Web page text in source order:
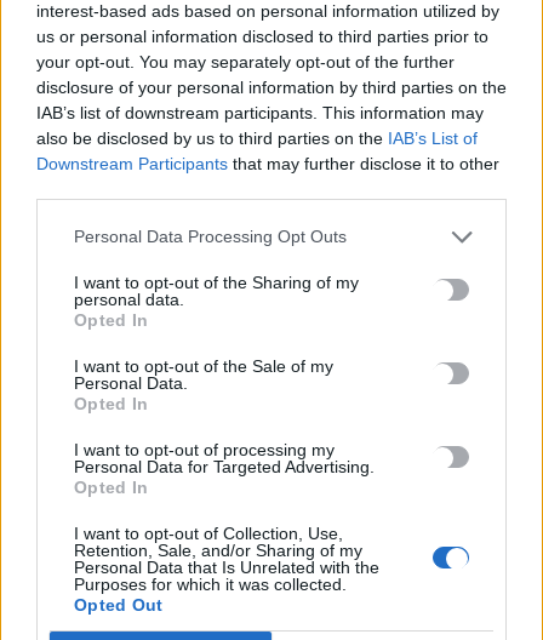
interest-based ads based on personal information utilized by
us or personal information disclosed to third parties prior to
your opt-out. You may separately opt-out of the further
disclosure of your personal information by third parties on the
IAB’s list of downstream participants. This information may
also be disclosed by us to third parties on the IAB’s List of
Downstream Participants that may further disclose it to other
Personal Data Processing Opt Outs
I want to opt-out of the Sharing of my
personal data.
Opted In
I want to opt-out of the Sale of my
Personal Data.
Opted In
I want to opt-out of processing my
Personal Data for Targeted Advertising.
Opted In
I want to opt-out of Collection, Use,
Retention, Sale, and/or Sharing of my
Personal Data that Is Unrelated with the
Purposes for which it was collected.
Opted Out
6 Αυγούστου, 2026
Λιμάνι Ηρακλείου: Έμπλεξε ο κάβος στην προπέλα του
πλοίου – Περιπέτεια για 704 επιβάτες
6 Αυγούστου, 2026
6 Αυγούστου, 2026
Guardian: Έτοιμο το πρώτο κατασκευαστικό συμβόλαιο στη
Γάζα από το «Συμβούλιο Ειρήνης» του Τραμπ
6 Αυγούστου, 2026
TRENDING
ΑΡΚΑΛΟΧΩΡΙ
ΕΚΤΑΚΤΟ ΕΠΙΔΟΜΑ ΠΑΙΔΙΟΥ